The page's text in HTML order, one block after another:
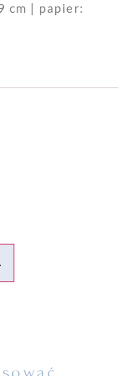
cm | papier: